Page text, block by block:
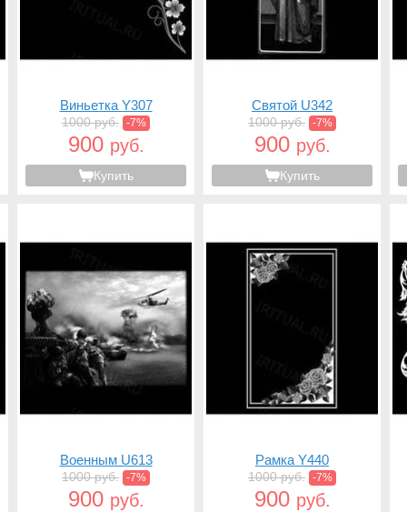
Виньетка Y307
1000 руб. -7%
900 руб.
Купить
Святой U342
1000 руб. -7%
900 руб.
Купить
Военным U613
1000 руб. -7%
900 руб.
Рамка Y440
1000 руб. -7%
900 руб.